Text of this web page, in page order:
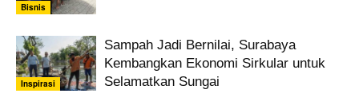
Bisnis
Inspirasi
Sampah Jadi Bernilai, Surabaya
Kembangkan Ekonomi Sirkular untuk
Selamatkan Sungai